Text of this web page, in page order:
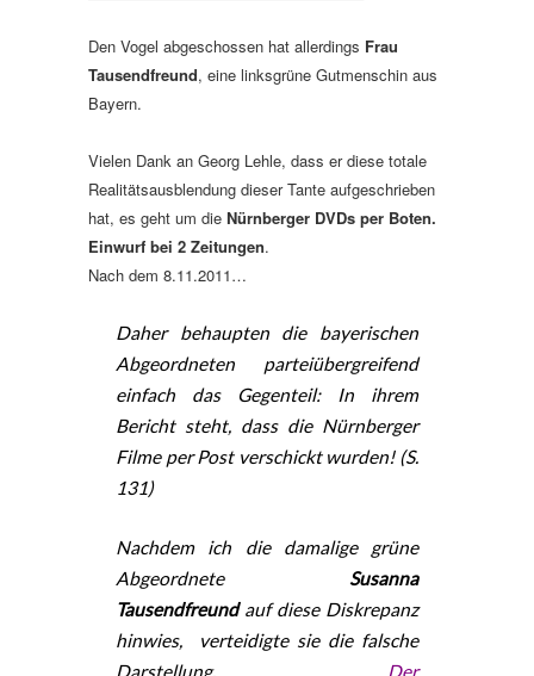
Den Vogel abgeschossen hat allerdings Frau
Tausendfreund, eine linksgrüne Gutmenschin aus
Bayern.
Vielen Dank an Georg Lehle, dass er diese totale
Realitätsausblendung dieser Tante aufgeschrieben
hat, es geht um die Nürnberger DVDs per Boten.
Einwurf bei 2 Zeitungen.
Nach dem 8.11.2011…
Daher behaupten die bayerischen
Abgeordneten parteiübergreifend
einfach das Gegenteil: In ihrem
Bericht steht, dass die Nürnberger
Filme per Post verschickt wurden! (S.
131)
Nachdem ich die damalige grüne
Abgeordnete Susanna
Tausendfreundauf diese Diskrepanz
hinwies, verteidigte sie die falsche
Darstellung. Der